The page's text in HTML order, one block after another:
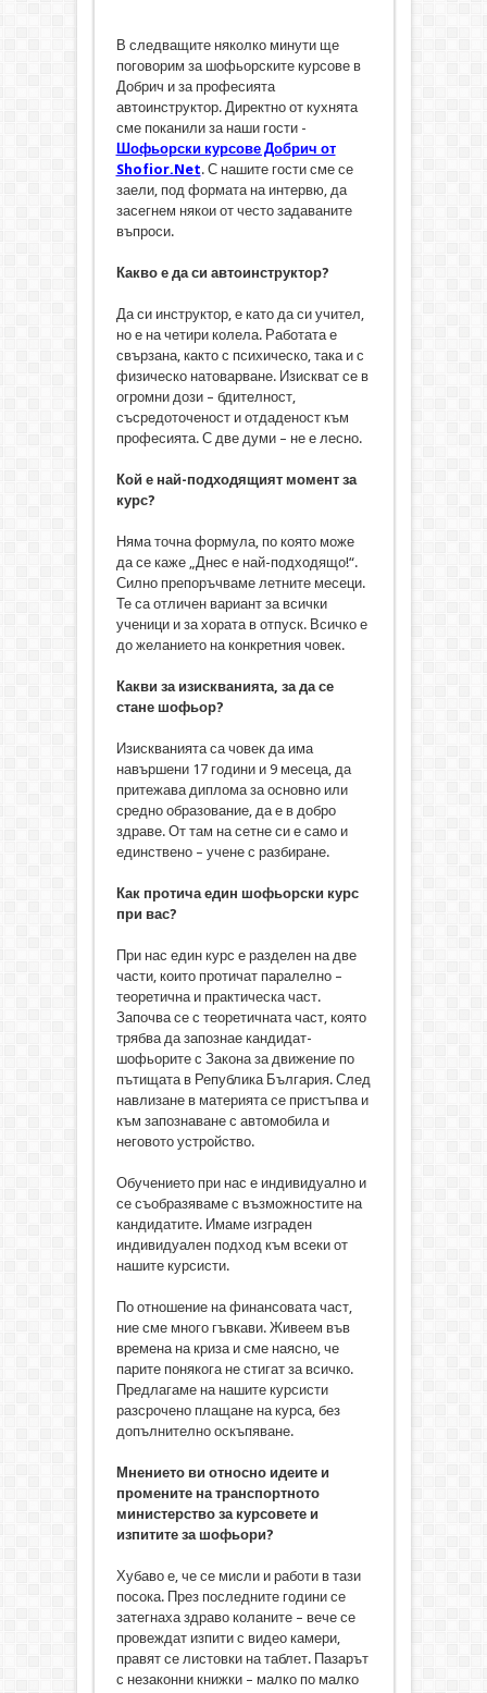
В следващите няколко минути ще
поговорим за шофьорските курсове в
Добрич и за професията
автоинструктор. Директно от кухнята
сме поканили за наши гости -
Шофьорски курсове Добрич от
Shofior.Net. С нашите гости сме се
заели, под формата на интервю, да
засегнем някои от често задаваните
въпроси.
Какво е да си автоинструктор?
Да си инструктор, е като да си учител,
но е на четири колела. Работата е
свързана, както с психическо, така и с
физическо натоварване. Изискват се в
огромни дози – бдителност,
съсредоточеност и отдаденост към
професията. С две думи – не е лесно.
Кой е най-подходящият момент за
курс?
Няма точна формула, по която може
да се каже „Днес е най-подходящо!“.
Силно препоръчваме летните месеци.
Те са отличен вариант за всички
ученици и за хората в отпуск. Всичко е
до желанието на конкретния човек.
Какви за изискванията, за да се
стане шофьор?
Изискванията са човек да има
навършени 17 години и 9 месеца, да
притежава диплома за основно или
средно образование, да е в добро
здраве. От там на сетне си е само и
единствено – учене с разбиране.
Как протича един шофьорски курс
при вас?
При нас един курс е разделен на две
части, които протичат паралелно –
теоретична и практическа част.
Започва се с теоретичната част, която
трябва да запознае кандидат-
шофьорите с Закона за движение по
пътищата в Република България. След
навлизане в материята се пристъпва и
към запознаване с автомобила и
неговото устройство.
Обучението при нас е индивидуално и
се съобразяваме с възможностите на
кандидатите. Имаме изграден
индивидуален подход към всеки от
нашите курсисти.
По отношение на финансовата част,
ние сме много гъвкави. Живеем във
времена на криза и сме наясно, че
парите понякога не стигат за всичко.
Предлагаме на нашите курсисти
разсрочено плащане на курса, без
допълнително оскъпяване.
Мнението ви относно идеите и
промените на транспортното
министерство за курсовете и
изпитите за шофьори?
Хубаво е, че се мисли и работи в тази
посока. През последните години се
затегнаха здраво коланите – вече се
провеждат изпити с видео камери,
правят се листовки на таблет. Пазарът
с незаконни книжки – малко по малко